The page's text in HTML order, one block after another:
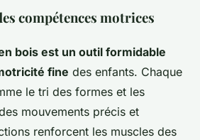
compétences motrices
bois est un outil formidable
fine des enfants. Chaque
le tri des formes et les
mouvements précis et
renforcent les muscles des